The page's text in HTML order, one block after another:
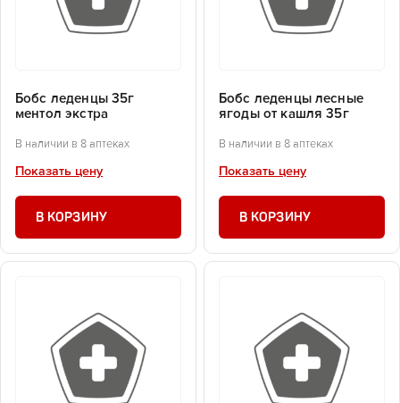
Бобс леденцы 35г
ментол экстра
В наличии в 8 аптеках
Показать цену
В КОРЗИНУ
Бобс леденцы лесные
ягоды от кашля 35г
В наличии в 8 аптеках
Показать цену
В КОРЗИНУ